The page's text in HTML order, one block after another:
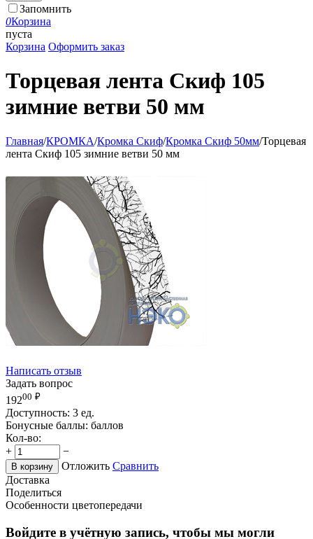
Запомнить
0Корзина
пуста
Корзина Оформить заказ
Торцевая лента Скиф 105
зимние ветви 50 мм
Главная/КРОМКА/Кромка Скиф/Кромка Скиф 50мм/Торцевая
лента Скиф 105 зимние ветви 50 мм
Написать отзыв
Задать вопрос
19200 ₽
Доступность: 3 ед.
Бонусные баллы: баллов
Кол-во:
+
−
В корзину Отложить Сравнить
Доставка
Поделиться
Особенности цветопередачи
Войдите в учётную запись, чтобы мы могли